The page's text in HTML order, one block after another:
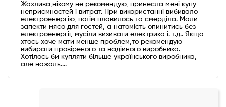
Жахлива,нікому не рекомендую, принесла мені купу
неприємностей і витрат. При використанні вибивало
електроенергію, потім плавилось та смерділа. Мали
запекти мясо для гостей, а натомість опинитись без
електроенергії, мусіли визивати електрика і. т.д.. Якщо
хтось хоче мати менше проблем,то рекомендую
вибирати провіреного та надійного виробника.
Хотілось би купляти більше українського виробника,
але нажаль....